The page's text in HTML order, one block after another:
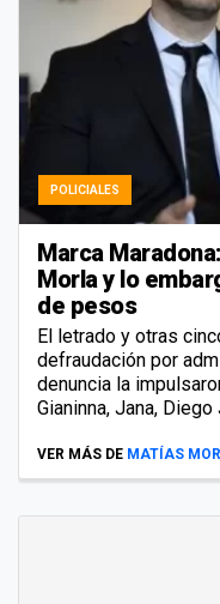
POLICIALES
Marca
Morla y lo
de pesos
El letrado y otras
defraudación por
denuncia la
Gianinna, Jana,
VER MÁS DE MATÍAS